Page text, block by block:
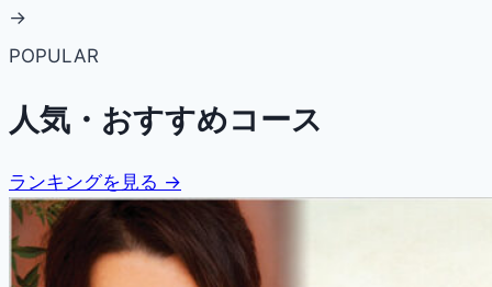
→
POPULAR
人気・おすすめコース
ランキングを見る →